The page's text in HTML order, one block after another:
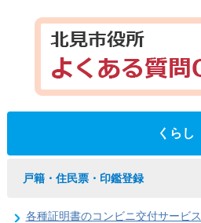
くらし
戸籍・住民票・印鑑登録
各種証明書のコンビニ交付サービス